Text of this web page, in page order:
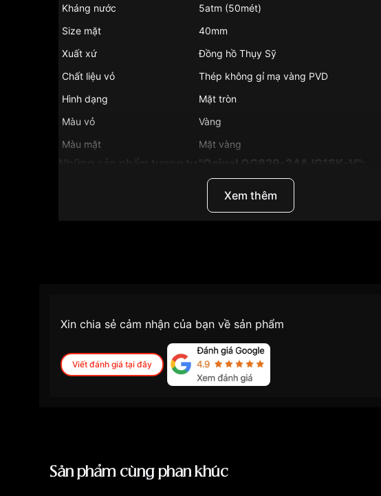
Kháng nước
5atm (50mét)
Size mặt
40mm
Xuất xứ
Đồng hồ Thụy Sỹ
Chất liệu vỏ
Thép không gỉ mạ vàng PVD
Hình dạng
Mặt tròn
Màu vỏ
Vàng
Màu mặt
Mặt vàng
Những sản phẩm tương tự "Ogival OG829-24AJG1SK-V":
Xem thêm
Xin chia sẻ cảm nhận của bạn về sản phẩm
Viết đánh giá tại đây
Sản phẩm cùng phân khúc